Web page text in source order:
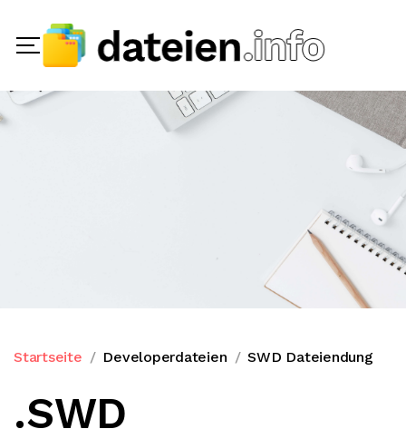
Startseite Developerdateien SWD Dateiendung
.SWD